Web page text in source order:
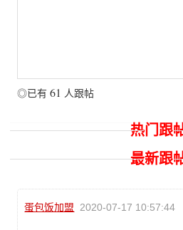
◎已有 61 人跟帖
热门跟
最新跟
蛋包饭加盟 2020-07-17 10:57:44